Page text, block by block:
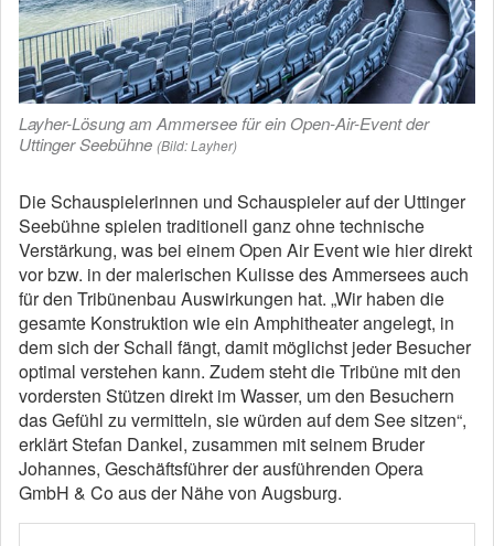
Layher-Lösung am Ammersee für ein Open-Air-Event der
Uttinger Seebühne (Bild: Layher)
Die Schauspielerinnen und Schauspieler auf der Uttinger
Seebühne spielen traditionell ganz ohne technische
Verstärkung, was bei einem Open Air Event wie hier direkt
vor bzw. in der malerischen Kulisse des Ammersees auch
für den Tribünenbau Auswirkungen hat. „Wir haben die
gesamte Konstruktion wie ein Amphitheater angelegt, in
dem sich der Schall fängt, damit möglichst jeder Besucher
optimal verstehen kann. Zudem steht die Tribüne mit den
vordersten Stützen direkt im Wasser, um den Besuchern
das Gefühl zu vermitteln, sie würden auf dem See sitzen“,
erklärt Stefan Dankel, zusammen mit seinem Bruder
Johannes, Geschäftsführer der ausführenden Opera
GmbH & Co aus der Nähe von Augsburg.